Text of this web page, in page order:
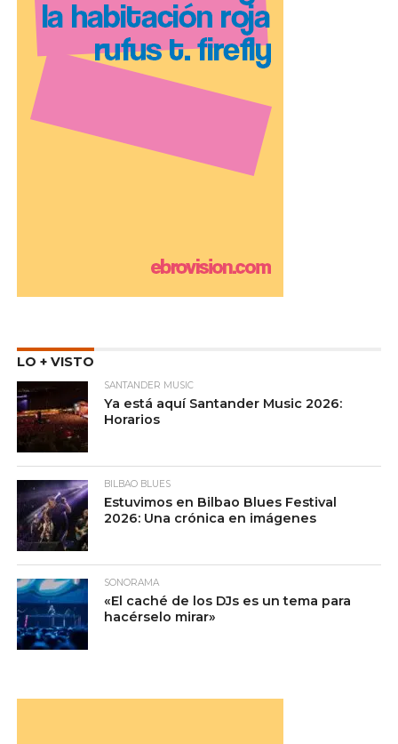
LO + VISTO
SANTANDER MUSIC
Ya está aquí Santander Music 2026:
Horarios
BILBAO BLUES
Estuvimos en Bilbao Blues Festival
2026: Una crónica en imágenes
SONORAMA
«El caché de los DJs es un tema para
hacérselo mirar»